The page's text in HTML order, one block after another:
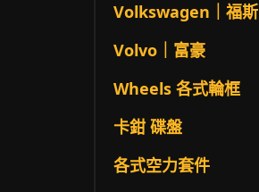
Volkswagen｜福斯
Volvo｜富豪
Wheels 各式輪框
卡鉗 碟盤
各式空力套件